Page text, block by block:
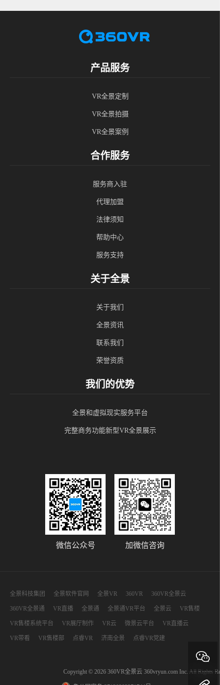
产品服务
VR全景定制
VR全景拍摄
VR全景案例
合作服务
服务商入驻
代理加盟
法律须知
帮助中心
服务支持
关于全景
关于我们
全景资讯
联系我们
荣誉资质
我们的优势
全景和虚拟现实服务平台
完整商务功能新型VR全景展示
微信公众号 加微信咨询
全景科技集团 全景软件官网 全景VR 360VR 360VR全景云
360VR全景通 VR直播 全景通 全景通VR平台 全景云 VR售楼
VR售楼系统平台 VR展厅制作 VR云 微景云平台 VR直播云
VR带看 VR售楼部 点睿VR 济南全景 点睿VR党建
Copyright © 2026 360VR全景云 360vryun.com Inc. All